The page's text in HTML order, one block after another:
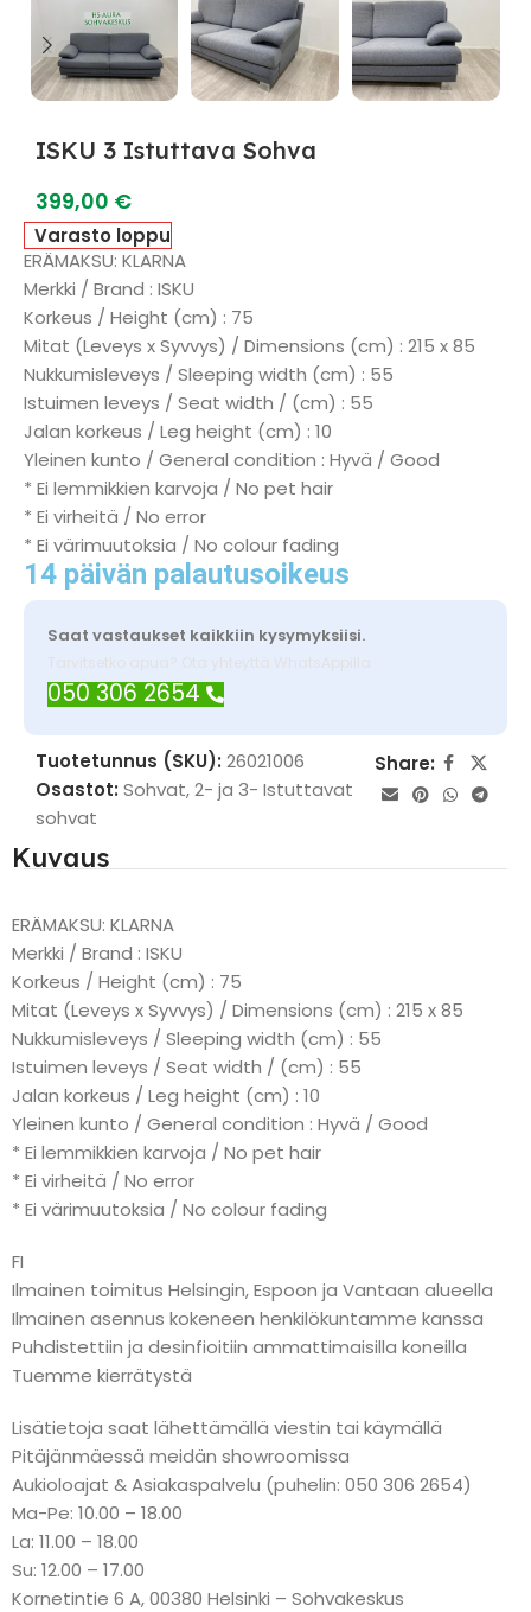
ISKU 3 Istuttava Sohva
399,00 €
Varasto loppu
ERÄMAKSU: KLARNA
Merkki / Brand : ISKU
Korkeus / Height (cm) : 75
Mitat (Leveys x Syvvys) / Dimensions (cm) : 215 x 85
Nukkumisleveys / Sleeping width (cm) : 55
Istuimen leveys / Seat width / (cm) : 55
Jalan korkeus / Leg height (cm) : 10
Yleinen kunto / General condition : Hyvä / Good
* Ei lemmikkien karvoja / No pet hair
* Ei virheitä / No error
* Ei värimuutoksia / No colour fading
14 päivän palautusoikeus
Saat vastaukset kaikkiin kysymyksiisi.
Tarvitsetko apua? Ota yhteyttä WhatsAppilla
050 306 2654
Tuotetunnus (SKU): 26021006
Osastot: Sohvat,2- ja 3- Istuttavat
sohvat
Share:
Kuvaus
ERÄMAKSU: KLARNA
Merkki / Brand : ISKU
Korkeus / Height (cm) : 75
Mitat (Leveys x Syvvys) / Dimensions (cm) : 215 x 85
Nukkumisleveys / Sleeping width (cm) : 55
Istuimen leveys / Seat width / (cm) : 55
Jalan korkeus / Leg height (cm) : 10
Yleinen kunto / General condition : Hyvä / Good
* Ei lemmikkien karvoja / No pet hair
* Ei virheitä / No error
* Ei värimuutoksia / No colour fading
FI
Ilmainen toimitus Helsingin, Espoon ja Vantaan alueella
Ilmainen asennus kokeneen henkilökuntamme kanssa
Puhdistettiin ja desinfioitiin ammattimaisilla koneilla
Tuemme kierrätystä
Lisätietoja saat lähettämällä viestin tai käymällä
Pitäjänmäessä meidän showroomissa
Aukioloajat & Asiakaspalvelu (puhelin: 050 306 2654)
Ma-Pe: 10.00 – 18.00
La: 11.00 – 18.00
Su: 12.00 – 17.00
Kornetintie 6 A, 00380 Helsinki – Sohvakeskus